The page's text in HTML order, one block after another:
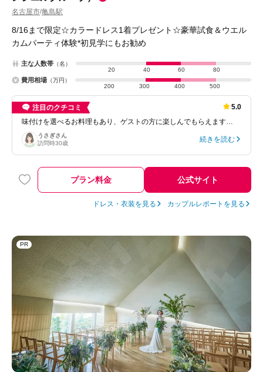
名古屋市/亀島駅
8/16まで限定☆カラードレス1着プレゼント☆豪華試食＆ウエル
カムパーティ体験*初見学にもお勧め
主な人数帯 （名）
20
40 60 80
費用相場 （万円）
200
300 400 500
注目のクチコミ
5.0
味付けを選べるお料理もあり、ゲストの方に楽しんでもらえます…
うさぎさん
訪問時30歳 続きを読む
プラン料金 公式サイト
ドレス・衣装を見る カップルレポートを見る
PR